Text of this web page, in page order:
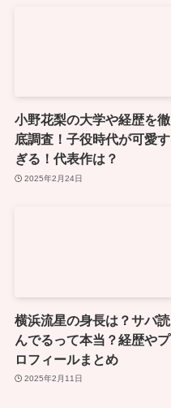
小野花梨の大学や経歴を徹
底調査！子役時代が可愛す
ぎる！代表作は？
2025年2月24日
横浜流星の身長は？サバ読
んでるって本当？経歴やプ
ロフィールまとめ
2025年2月11日